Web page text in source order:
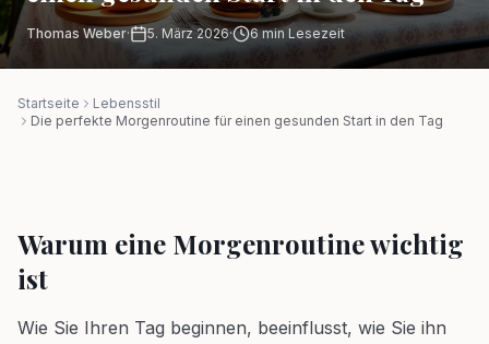
Thomas Weber· 5. März 2026· 6min Lesezeit
Startseite
Lebensstil
Die perfekte Morgenroutine für einen gesunden Start in den Tag
Warum eine Morgenroutine wichtig
ist
Wie Sie Ihren Tag beginnen, beeinflusst, wie Sie ihn